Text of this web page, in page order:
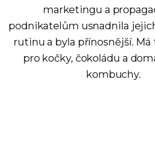
marketingu a
podnikatelům usnadnila
rutinu a byla přínosnější. Má
pro kočky, čokoládu a
kombuchy.